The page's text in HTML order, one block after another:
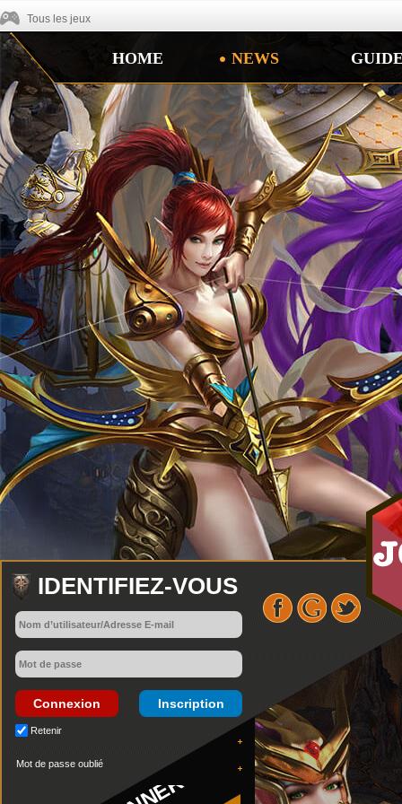
Tous les jeux
HOME NEWS
IDENTIFIEZ-VOUS
Connexion Inscription
Retenir
Mot de passe oublié